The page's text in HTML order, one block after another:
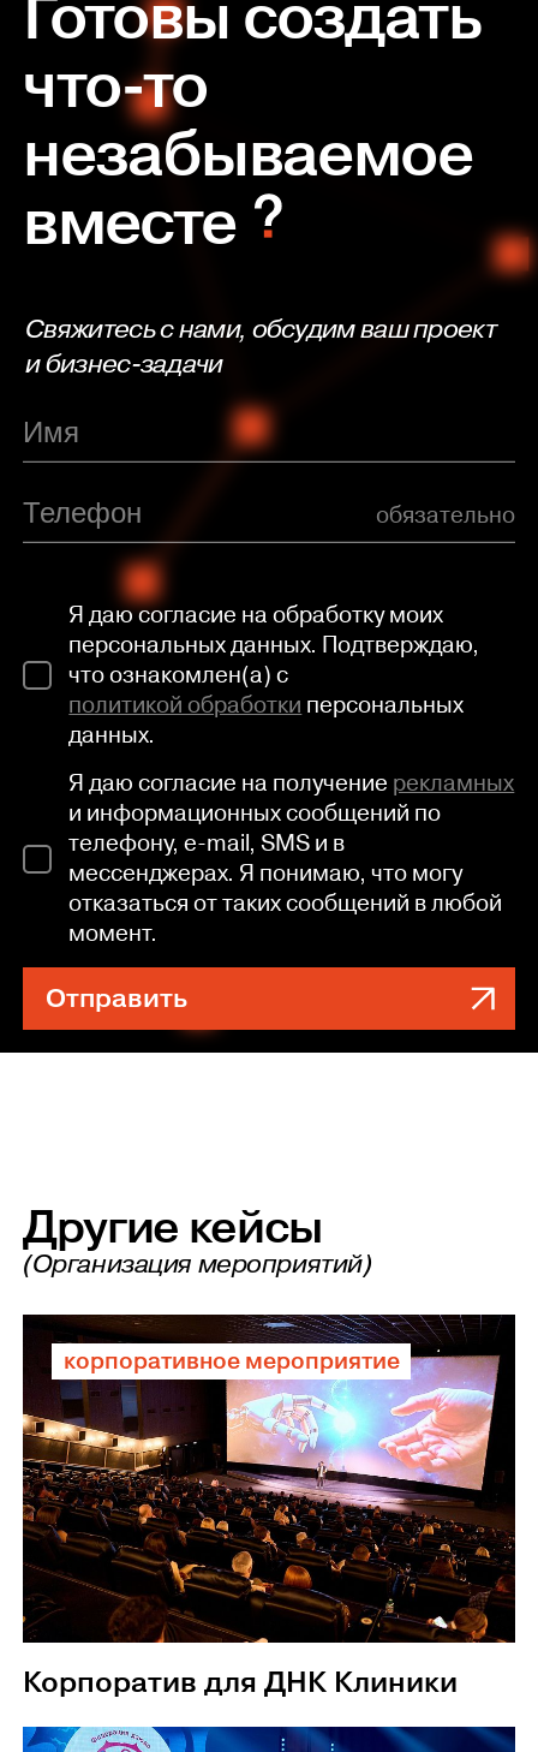
Готовы создать
что-то
незабываемое
вместе
Свяжитесь с нами, обсудим ваш проект
и бизнес-задачи
обязательно
Я даю согласие на обработку моих
персональных данных. Подтверждаю,
что ознакомлен(а) с
политикой обработкиперсональных
данных.
Я даю согласие на получение рекламных
и информационных сообщений по
телефону, e-mail, SMS и в
мессенджерах. Я понимаю, что могу
отказаться от таких сообщений в любой
момент.
Отправить
Другие кейсы
(Организация мероприятий)
корпоративное мероприятие
Корпоратив для ДНК Клиники